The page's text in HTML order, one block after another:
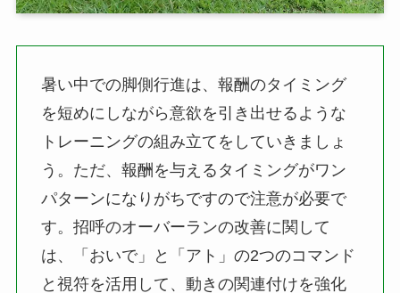
暑い中での脚側行進は、報酬のタイミング
を短めにしながら意欲を引き出せるような
トレーニングの組み立てをしていきましょ
う。ただ、報酬を与えるタイミングがワン
パターンになりがちですので注意が必要で
す。招呼のオーバーランの改善に関して
は、「おいで」と「アト」の2つのコマンド
と視符を活用して、動きの関連付けを強化